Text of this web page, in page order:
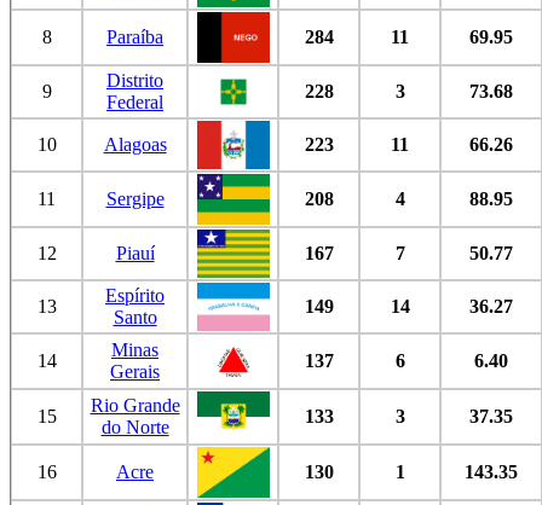
8 Paraíba 284 11 69.95
9
Distrito
Federal
228 3 73.68
10 Alagoas 223 11 66.26
11 Sergipe 208 4 88.95
12 Piauí 167 7 50.77
13
Espírito
Santo
149 14 36.27
14
Minas
Gerais
137 6 6.40
15
Rio Grande
do Norte
133 3 37.35
16 Acre 130 1 143.35